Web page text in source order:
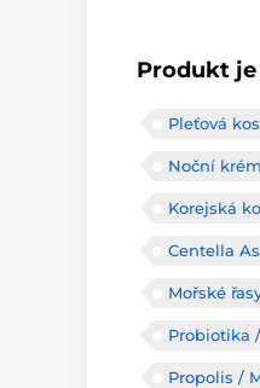
Produkt
Pleťová
Noční
Korejská
Centella
Mořské
Probiotika
Propolis /